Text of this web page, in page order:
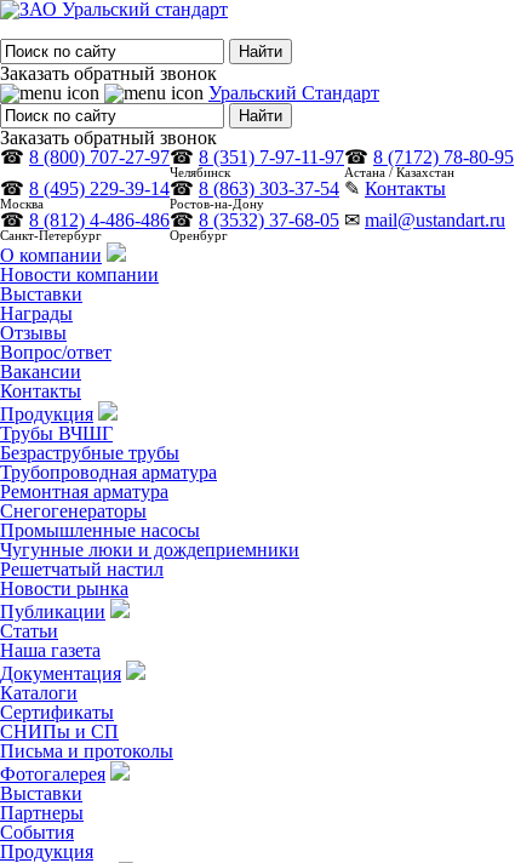
Заказать обратный звонок
Уральский Стандарт
Заказать обратный звонок
☎ 8 (800) 707-27-97☎ 8 (351) 7-97-11-97
Челябинск
☎ 8 (7172) 78-80-95
Астана / Казахстан
☎ 8 (495) 229-39-14
Москва
☎ 8 (863) 303-37-54
Ростов-на-Дону
✎ Контакты
☎ 8 (812) 4-486-486
Санкт-Петербург
☎ 8 (3532) 37-68-05
Оренбург
✉ mail@ustandart.ru
О компании
Новости компании
Выставки
Награды
Отзывы
Вопрос/ответ
Вакансии
Контакты
Продукция
Трубы ВЧШГ
Безраструбные трубы
Трубопроводная арматура
Ремонтная арматура
Снегогенераторы
Промышленные насосы
Чугунные люки и дождеприемники
Решетчатый настил
Новости рынка
Публикации
Статьи
Наша газета
Документация
Каталоги
Сертификаты
СНИПы и СП
Письма и протоколы
Фотогалерея
Выставки
Партнеры
События
Продукция